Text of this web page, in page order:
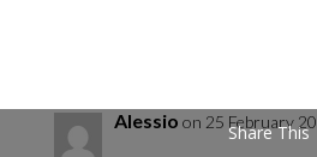
Alessio on 25 February
Share This